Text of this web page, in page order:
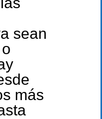
sean
más